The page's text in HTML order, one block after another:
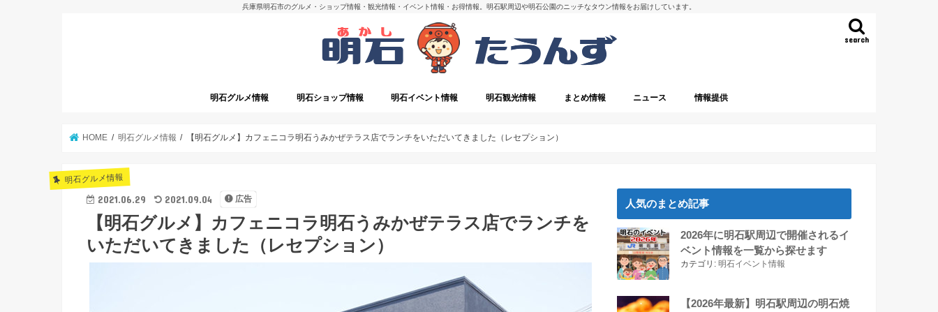
兵庫県明石市のグルメ・ショップ情報・観光情報・イベント情報・お得情報。明石駅周辺や明石公園のニッチなタウン情報をお届けしています。
search
明石グルメ情報 明石ショップ情報 明石イベント情報 明石観光情報 まとめ情報 ニュース 情報提供
HOME 明石グルメ情報 【明石グルメ】カフェニコラ明石うみかぜテラス店でランチをいただいてきました（レセプション）
明石グルメ情報
2021.06.29 2021.09.04 広告
【明石グルメ】カフェニコラ明石うみかぜテラス店でランチを
いただいてきました（レセプション）
人気のまとめ記事
2026年に明石駅周辺で開催されるイ
ベント情報を一覧から探せます
カテゴリ: 明石イベント情報
【2026年最新】明石駅周辺の明石焼